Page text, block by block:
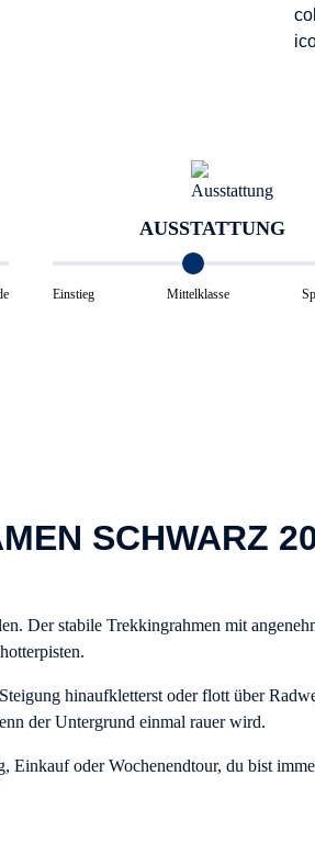
AUSSTATTUNG
Einstieg Mittelklasse
SCHWARZ
Der stabile Trekkingrahmen mit
hinaufkletterst oder flott über
der Untergrund einmal rauer wird.
oder Wochenendtour, du bist